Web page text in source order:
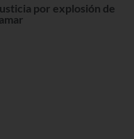
por explosión de